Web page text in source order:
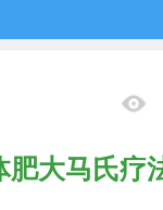
肥大马氏疗